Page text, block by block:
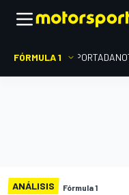
FÓRMULA 1 PORTADA
ANÁLISIS Fórmula 1